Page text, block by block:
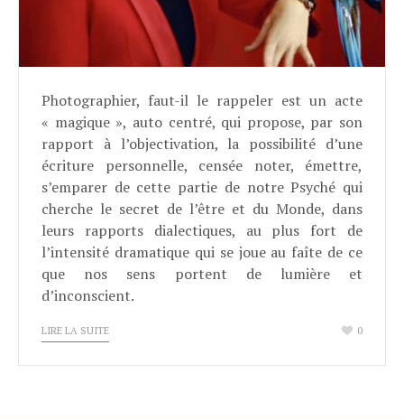
Photographier, faut-il le rappeler est un acte
« magique », auto centré, qui propose, par son
rapport à l’objectivation, la possibilité d’une
écriture personnelle, censée noter, émettre,
s’emparer de cette partie de notre Psyché qui
cherche le secret de l’être et du Monde, dans
leurs rapports dialectiques, au plus fort de
l’intensité dramatique qui se joue au faîte de ce
que nos sens portent de lumière et
d’inconscient.
LIRE LA SUITE 0